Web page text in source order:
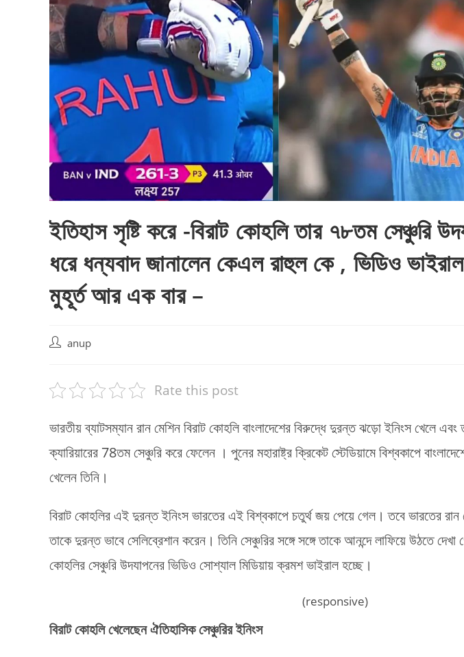
ইতিহাস সৃষ্টি করে -বিরাট কোহলি তার ৭৮তম সেঞ্চুরি
ধরে ধন্যবাদ জানালেন কেএল রাহুল কে , ভিডিও
মুহূর্ত আর এক বার –
Postanup
Rate this post
ভারতীয় ব্যাটসম্যান রান মেশিন বিরাট কোহলি বাংলাদেশের বিরুদ্ধে দুরন্ত ঝড়ো ইনিংস খেলে
ক্যারিয়ারের 78তম সেঞ্চুরি করে ফেলেন । পুনের মহারাষ্ট্র ক্রিকেট স্টেডিয়ামে বিশ্বকাপে
খেলেন তিনি।
বিরাট কোহলির এই দুরন্ত ইনিংস ভারতের এই বিশ্বকাপে চতুর্থ জয় পেয়ে গেল। তবে ভারতের রান
তাকে দুরন্ত ভাবে সেলিব্রেশান করেন। তিনি সেঞ্চুরির সঙ্গে সঙ্গে তাকে আনন্দে লাফিয়ে উঠতে
কোহলির সেঞ্চুরি উদযাপনের ভিডিও সোশ্যাল মিডিয়ায় ক্রমশ ভাইরাল হচ্ছে।
(responsive)
বিরাট কোহলি খেলেছেন ঐতিহাসিক সেঞ্চুরির ইনিংস